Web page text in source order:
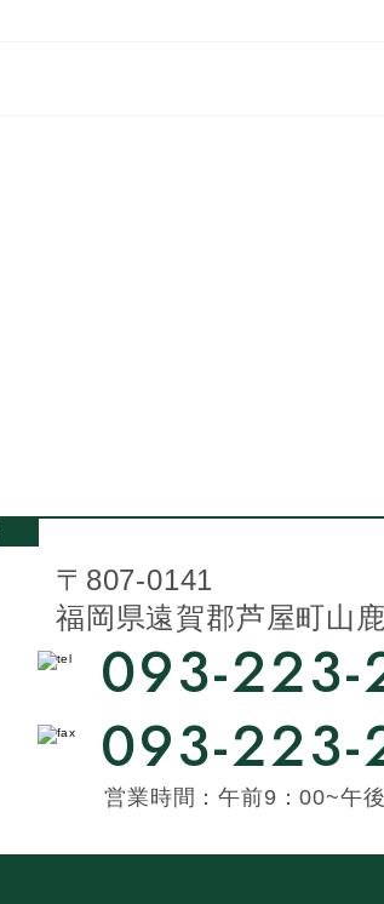
〒807-0141
福岡県遠賀郡芦屋町山
093-223-
093-
営業時間：午前9：00~午